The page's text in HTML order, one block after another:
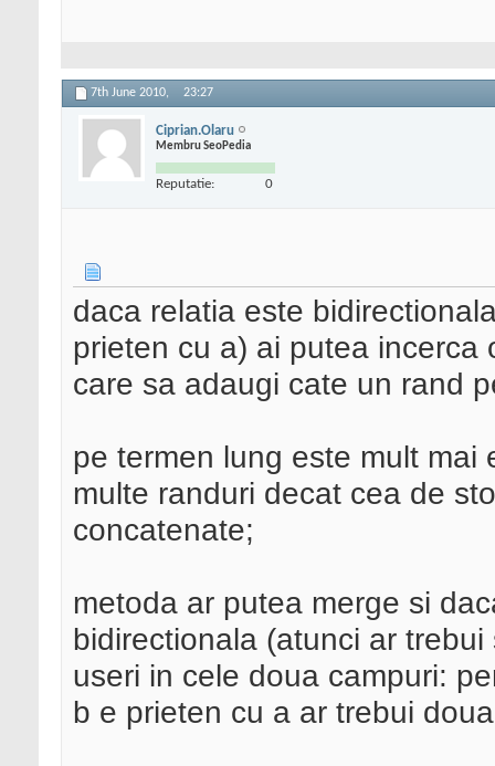
7th June 2010, 23:27
Ciprian.Olaru
Membru SeoPedia
Reputatie: 0
daca relatia este
prieten cu a) ai putea
care sa adaugi cate un rand
pe termen lung este mult mai
multe randuri decat cea de
concatenate;
metoda ar putea merge si
bidirectionala (atunci ar
useri in cele doua campuri:
b e prieten cu a ar trebui